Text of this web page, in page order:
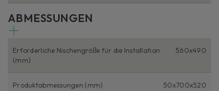
ABMESSUNGEN
Erforderliche Nischengröße für die Installation
(mm)
560x490
Produktabmessungen (mm) 50x700x520